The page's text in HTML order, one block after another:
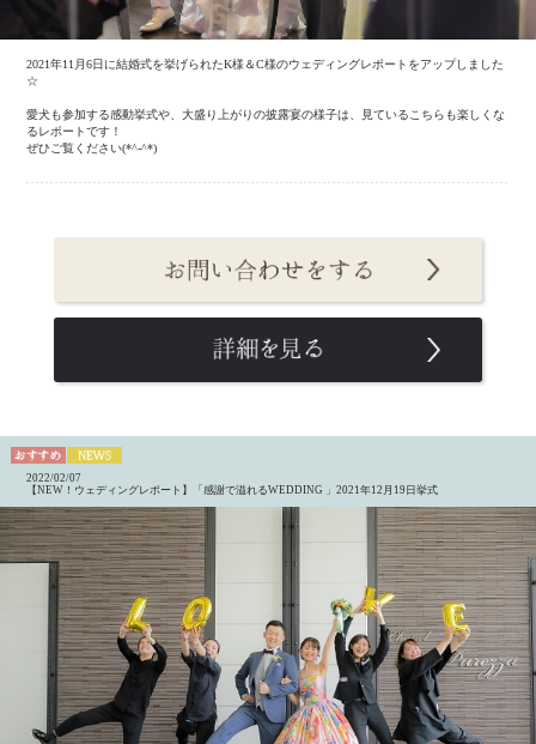
2021年11月6日に結婚式を挙げられたK様＆C様のウェディングレポートをアップしました
☆
愛犬も参加する感動挙式や、大盛り上がりの披露宴の様子は、見ているこちらも楽しくな
るレポートです！
ぜひご覧ください(*^-^*)
2022/02/07
【NEW！ウェディングレポート】「感謝で溢れるWEDDING 」2021年12月19日挙式